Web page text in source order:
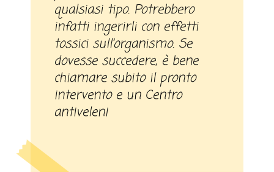
qualsiasi tipo. Potrebbero
infatti ingerirli con effetti
tossici sull’organismo. Se
dovesse succedere, è bene
chiamare subito il pronto
intervento e un Centro
antiveleni